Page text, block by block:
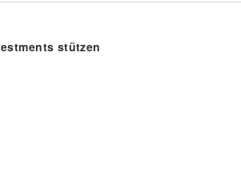
stützen